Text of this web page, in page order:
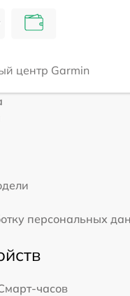
центр Garmin
персональных
часов